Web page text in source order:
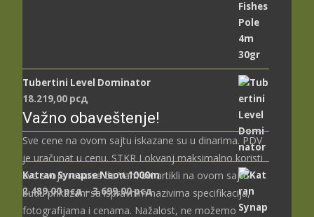
Tubertini Level Dominator
18.219,00 рсд
Katran Synapse Neon 1000m
2.489,00рсд – 3.699,00рсдРаспон
цена:
Važno obaveštenje!
Sve cene na ovom sajtu iskazane su u dinarima. PDV
je uračunat u cenu. STKR Lokvanj maksimalno koristi
sve svoje resurse da Vam svi artikli na ovom sajtu
budu prikazani sa ispravnim nazivima specifikacija,
fotografijama i cenama. Nažalost, ne možemo